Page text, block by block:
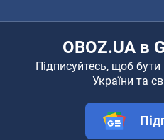
OBOZ.UA в
Підписуйтесь, щоб бути
України та